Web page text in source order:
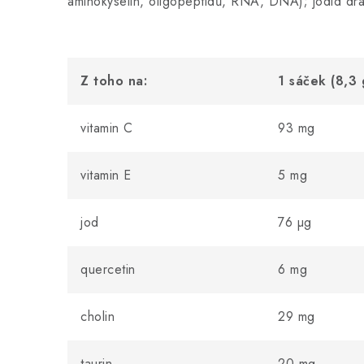
Z toho na: 1 sáček (8,3
vitamin C 93 mg
vitamin E 5 mg
jod 76 µg
quercetin 6 mg
cholin 29 mg